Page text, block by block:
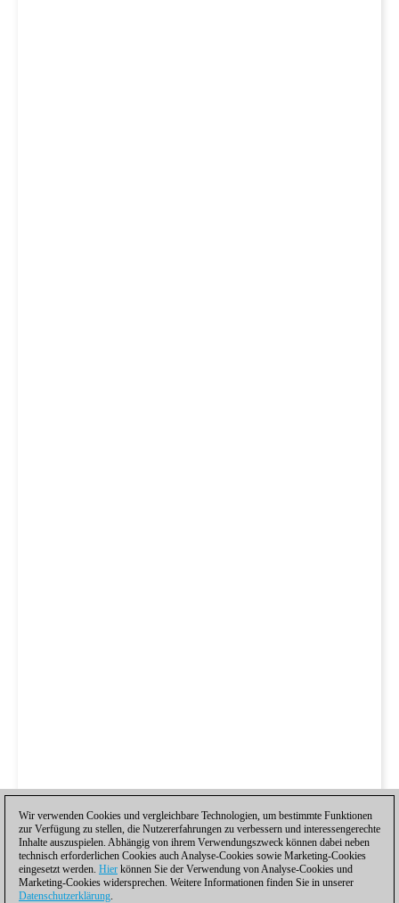
Wir verwenden Cookies und vergleichbare Technologien, um bestimmte Funktionen
zur Verfügung zu stellen, die Nutzererfahrungen zu verbessern und interessengerechte
Inhalte auszuspielen. Abhängig von ihrem Verwendungszweck können dabei neben
technisch erforderlichen Cookies auch Analyse-Cookies sowie Marketing-Cookies
eingesetzt werden. Hier können Sie der Verwendung von Analyse-Cookies und
Marketing-Cookies widersprechen. Weitere Informationen finden Sie in unserer
Datenschutzerklärung.